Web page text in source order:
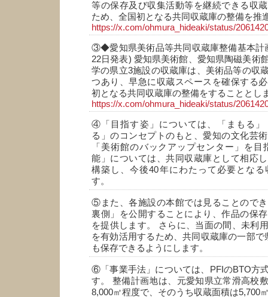
等の保存及び収集活動等を継続できる収
ため、全国初となる共同収蔵庫の整備を推
https://x.com/ohmura_hideaki/status/
③◆愛知県美術品等共同収蔵庫整備基本計
22日発表) 愛知県美術館、愛知県陶磁美術
学の県立3施設の収蔵庫は、美術品等の収
つあり、早急に収蔵スペースを確保する
初となる共同収蔵庫の整備をすることとし
https://x.com/ohmura_hideaki/status/
④「目指す姿」については、「まもる」
る」のコンセプトのもと、愛知の文化芸
「美術館のバックアップセンター」を目
能」については、共同収蔵庫として相応
構築し、今後40年にわたって必要とな
す。
⑤また、各施設の本館では見ることので
裏側」を公開することにより、作品の保
を提供します。 さらに、当面の間、未利
を有効活用するため、共同収蔵庫の一部
も保存できるようにします。
⑥「事業手法」については、PFIのBTO方
す。 整備計画地は、元愛知県立常滑高校
8,000㎡程度で、そのうち収蔵面積は5,700